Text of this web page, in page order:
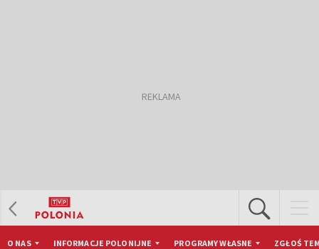
O NAS INFORMACJE POLONIJNE PROGRAMY WŁASNE ZGŁOŚ